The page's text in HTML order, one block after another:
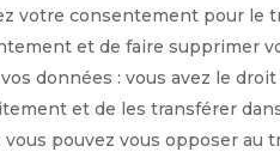
votre consentement pour le
et de faire supprimer
données : vous avez le
et de les transférer
vous pouvez vous opposer